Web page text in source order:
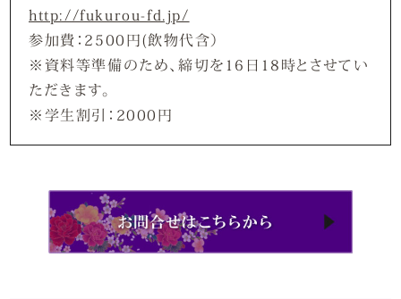
http://fukurou-fd.jp/
参加費：2500円(飲物代含）
※資料等準備のため、締切を16日18時とさせてい
ただきます。
※学生割引：2000円